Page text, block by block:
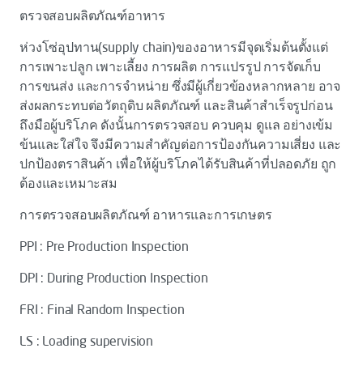
ตรวจสอบผลิตภัณฑ์อาหาร
ห่วงโซ่อุปทาน(supply chain)ของอาหารมีจุดเริ่มต้นตั้งแต่
การเพาะปลูก เพาะเลี้ยง การผลิต การแปรรูป การจัดเก็บ
การขนส่ง และการจำหน่าย ซึ่งมีผู้เกี่ยวข้องหลากหลาย อาจ
ส่งผลกระทบต่อวัตถุดิบ ผลิตภัณฑ์ และสินค้าสำเร็จรูปก่อน
ถึงมือผู้บริโภค ดังนั้นการตรวจสอบ ควบคุม ดูแล อย่างเข้ม
ข้นและใส่ใจ จึงมีความสำคัญต่อการป้องกันความเสี่ยง และ
ปกป้องตราสินค้า เพื่อให้ผู้บริโภคได้รับสินค้าที่ปลอดภัย ถูก
ต้องและเหมาะสม
การตรวจสอบผลิตภัณฑ์ อาหารและการเกษตร
PPI : Pre Production Inspection
DPI : During Production Inspection
FRI : Final Random Inspection
LS : Loading supervision